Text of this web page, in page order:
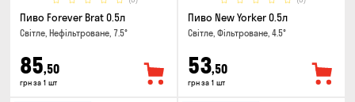
Пиво Forever Brat 0.5л
Світле, Нефільтроване, 7.5°
85,50
грн за 1 шт
Пиво New Yorker 0.5л
Світле, Фільтроване, 4.5°
53,50
грн за 1 шт